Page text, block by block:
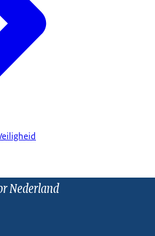
Nederland